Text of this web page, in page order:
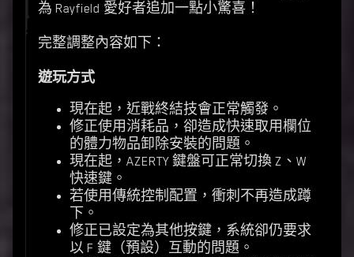
為 Rayfield 愛好者追加一點小驚喜！
完整調整內容如下：
遊玩方式
現在起，近戰終結技會正常觸發。
修正使用消耗品，卻造成快速取用欄位
的體力物品卸除安裝的問題。
現在起，AZERTY 鍵盤可正常切換 Z、W
快速鍵。
若使用傳統控制配置，衝刺不再造成蹲
下。
修正已設定為其他按鍵，系統卻仍要求
以 F 鍵（預設）互動的問題。